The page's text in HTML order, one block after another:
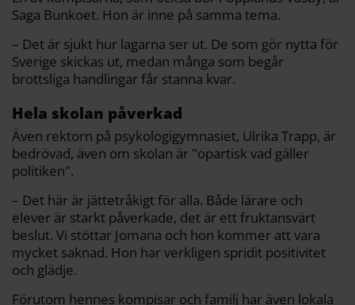
Saga Bunkoet. Hon är inne på samma tema.
– Det är sjukt hur lagarna ser ut. De som gör nytta för
Sverige skickas ut, medan många som begår
brottsliga handlingar får stanna kvar.
Hela skolan påverkad
Även rektorn på psykologigymnasiet, Ulrika Trapp, är
bedrövad, även om skolan är "opartisk vad gäller
politiken".
– Det här är jättetråkigt för alla. Både lärare och
elever är starkt påverkade, det är ett fruktansvärt
beslut. Vi stöttar Jomana och hon kommer att vara
mycket saknad. Hon har verkligen spridit positivitet
och glädje.
Förutom hennes kompisar och familj har även lokala